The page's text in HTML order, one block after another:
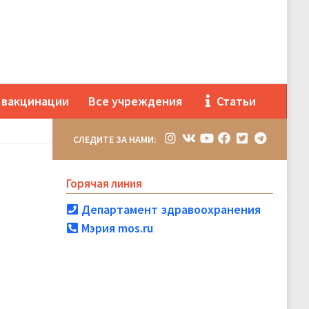
вакцинации Все учреждения Статьи
СЛЕДИТЕ ЗА НАМИ:
Горячая линия
Департамент здравоохранения
Мэрия mos.ru